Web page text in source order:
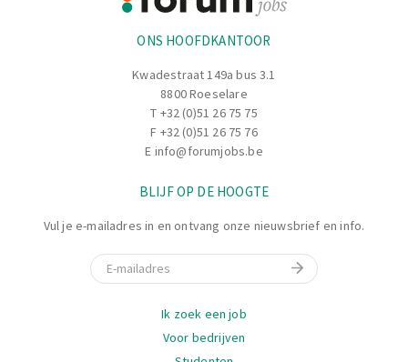
ONS HOOFDKANTOOR
Kwadestraat 149a bus 3.1
8800 Roeselare
T +32 (0)51 26 75 75
F +32 (0)51 26 75 76
E info@forumjobs.be
BLIJF OP DE HOOGTE
Vul je e-mailadres in en ontvang onze nieuwsbrief en info.
E-mail
Ik zoek een job
Voor bedrijven